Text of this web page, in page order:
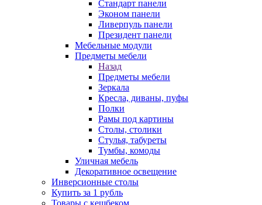
Стандарт панели
Эконом панели
Ливерпуль панели
Президент панели
Мебельные модули
Предметы мебели
Назад
Предметы мебели
Зеркала
Кресла, диваны, пуфы
Полки
Рамы под картины
Столы, столики
Стулья, табуреты
Тумбы, комоды
Уличная мебель
Декоративное освещение
Инверсионные столы
Купить за 1 рубль
Товары с кешбеком